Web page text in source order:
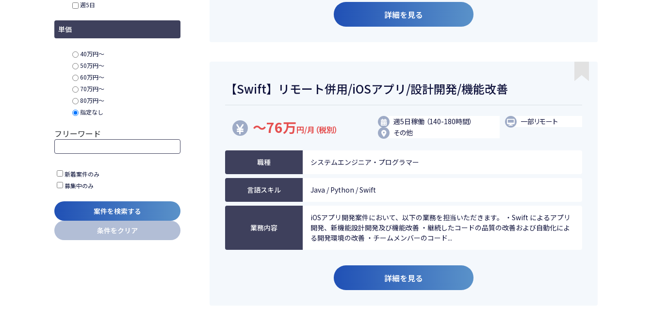
週5日
単価
40万円〜
50万円〜
60万円〜
70万円〜
80万円〜
指定なし
フリーワード
新着案件のみ
募集中のみ
案件を検索する
条件をクリア
詳細を見る
【Swift】リモート併用/iOSアプリ/設計開発/機能改善
～76万円/月（税別）
週5日稼働 （140-180時間）
一部リモート
その他
職種 システムエンジニア・プログラマー
言語スキル Java / Python / Swift
業務内容
iOSアプリ開発案件において、以下の業務を担当いただきます。 ・Swift によるアプリ
開発、新機能設計開発及び機能改善 ・継続したコードの品質の改善および自動化によ
る開発環境の改善 ・チームメンバーのコード...
詳細を見る